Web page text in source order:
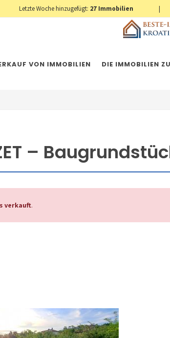
Letzte Woche hinzugefügt: 27 Immobilien |
VON IMMOBILIEN DIE IMMOBILIEN
–
verkauft.